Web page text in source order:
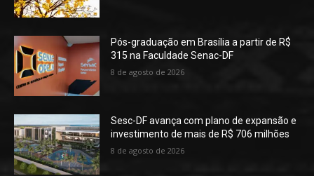
Pós-graduação em Brasília a partir de R$
315 na Faculdade Senac-DF
8 de agosto de 2026
Sesc-DF avança com plano de expansão e
investimento de mais de R$ 706 milhões
8 de agosto de 2026